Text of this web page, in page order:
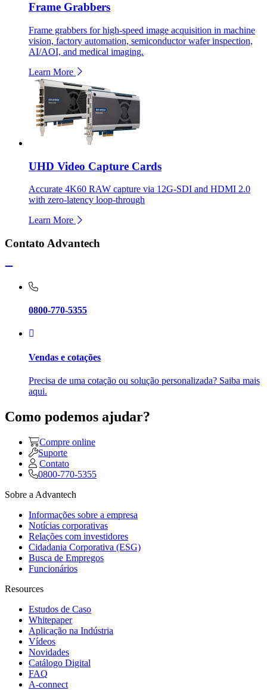
Frame Grabbers
Frame grabbers for high-speed image acquisition in machine
vision, factory automation, semiconductor wafer inspection,
AI/AOI, and medical imaging.
Learn More
UHD Video Capture Cards
Accurate 4K60 RAW capture via 12G-SDI and HDMI 2.0
with zero-latency loop-through
Learn More
Contato Advantech
0800-770-5355
Vendas e cotações
Precisa de uma cotação ou solução personalizada? Saiba mais
aqui.
Como podemos ajudar?
Compre online
Suporte
Contato
0800-770-5355
Sobre a Advantech
Informações sobre a empresa
Notícias corporativas
Relações com investidores
Cidadania Corporativa (ESG)
Busca de Empregos
Funcionários
Resources
Estudos de Caso
Whitepaper
Aplicação na Indústria
Vídeos
Novidades
Catálogo Digital
FAQ
A-connect